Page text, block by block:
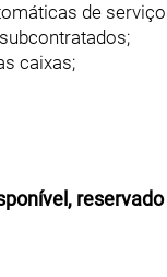
de
caixas;